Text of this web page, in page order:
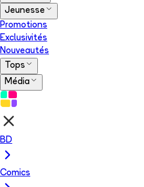
Jeunesse
Promotions
Exclusivités
Nouveautés
Tops
Média
BD
Comics